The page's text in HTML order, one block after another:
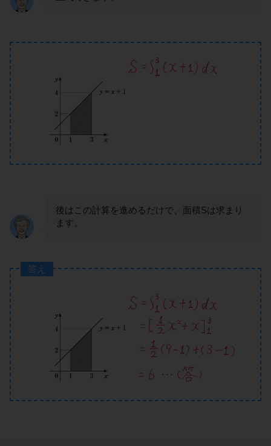
後はこの計算を進めるだけで、面積Sは求まり
ます。
答え